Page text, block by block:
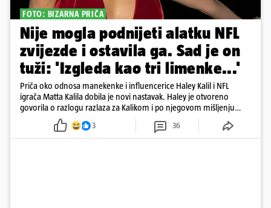
FOTO: BIZARNA PRIČA
Nije mogla podnijeti alatku NFL
zvijezde i ostavila ga. Sad je on
tuži: 'Izgleda kao tri limenke...'
Priča oko odnosa manekenke i influencerice Haley Kalil i NFL
igrača Matta Kalila dobila je novi nastavak. Haley je otvoreno
govorila o razlogu razlaza za Kalikom i po njegovom mišljenju
prešla granicu dobrog ukusa
3 36